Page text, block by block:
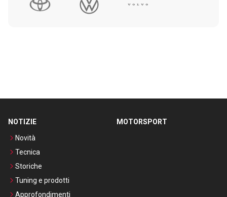
NOTIZIE
Novità
Tecnica
Storiche
Tuning e prodotti
Approfondimenti
MOTORSPORT